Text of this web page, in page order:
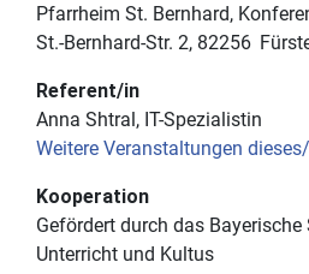
Pfarrheim St. Bernhard,
St.-Bernhard-Str. 2 82256
Referent/in
Anna Shtral, IT-Spezialistin
Weitere Veranstaltungen
Kooperation
Gefördert durch das
Unterricht und Kultus